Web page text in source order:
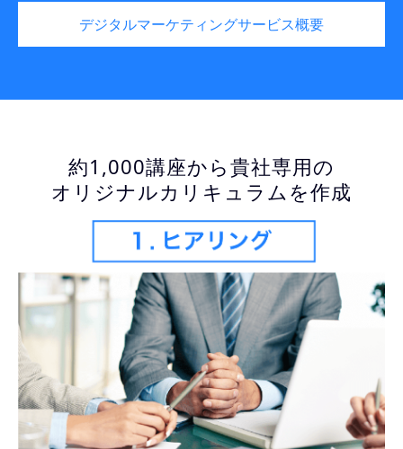
デジタルマーケティングサービス概要
約1,000講座から貴社専用の
オリジナルカリキュラムを作成